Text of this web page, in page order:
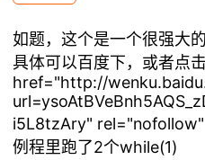
如题，这个是一个很强大
具体可以百度下，或者点
href="http://
i5L8tzAry"
例程里跑了2个while(1)